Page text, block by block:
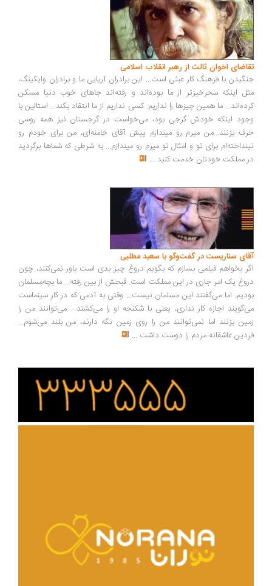
اخوان ثالث از رهبر انقلاب اسلامی
با فرهنگ کار عبثی است... این برادران آریایی ما و برادران وایکینگ،
اینکه سحرخیزتر از ما بوده‌اند و رفته‌اند جاهای خوب دنیا مسکن
ما همین چیزها را نداریم. کسی نداریم از ما انتقاد بکند... استالین با
اینکه خودش گرجی بود، می‌خواست در گرجستان نیز همه روسی
بزنند...من میرم رو میندازم پیش آقای خامنه‌ای، من برای خودم رو
برای تو و امثال تو میرم رو میندازم... به شرطی که شماها برگردید
مملکت خودتان خدمت کنید...
سناریست در گفت‌وگو با سعید مطلبی
بخواهم فیلمی بسازم که بگویم دروغ چیز بدی است باور نمی‌کنند، چون
یک امر جاری در این مملکت است. قبحش از بین رفته... ما بچه‌مسلمان
اما می‌گفتند این مسلمان نیست... وقتی به آدمی که در کار سینماست
اجازه کار نداری، یعنی با شکنجه او را می‌کشند... می‌توانند من را
بزنند اما نمی‌توانند من را روی زمین نگه دارند، من بلند می‌شوم...
عاشقانه مردم را دوست داشت ...